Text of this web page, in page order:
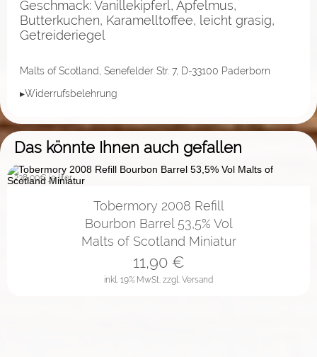
Geschmack: Vanillekipferl, Apfelmus,
Butterkuchen, Karamelltoffee, leicht grasig,
Getreideriegel
Malts of Scotland, Senefelder Str. 7, D-33100 Paderborn
▸Widerrufsbelehrung
Das könnte Ihnen auch gefallen
238,00€ je liter
Tobermory 2008 Refill
Bourbon Barrel 53,5% Vol
Malts of Scotland Miniatur
inkl. 19% MwSt. zzgl. Versand
11,90€